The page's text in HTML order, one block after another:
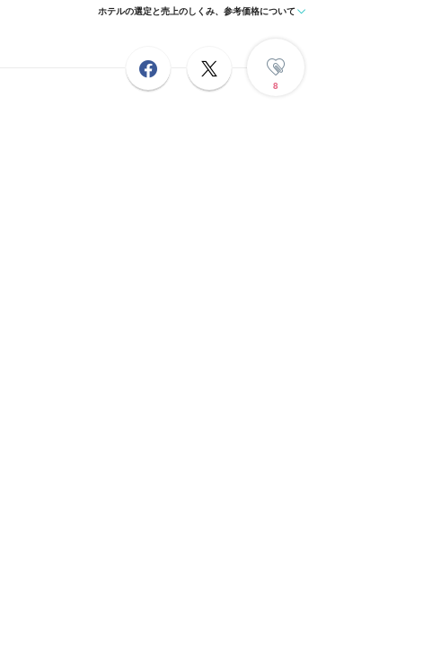
ホテルの選定と売上のしくみ、参考価格について
8